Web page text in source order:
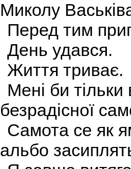
Миколу
Перед тим
День удався.
Життя триває.
Мені би тільки
безрадісної
Самота се як
альбо